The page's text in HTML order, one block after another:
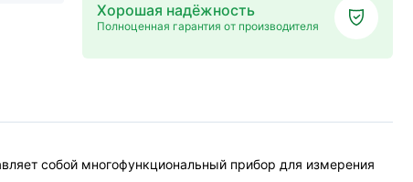
Хорошая надёжность
Полноценная гарантия от производителя
собой многофункциональный прибор для измерения